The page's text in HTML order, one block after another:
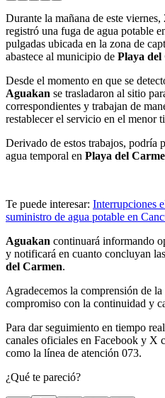
Durante la mañana de este
registró una fuga de agua potable
pulgadas ubicada en la zona de
abastece al municipio de Playa del
Desde el momento en que se
Aguakan se trasladaron al sitio
correspondientes y trabajan de
restablecer el servicio en el menor
Derivado de estos trabajos, podría
agua temporal en Playa del
Te puede interesar: Interrupciones
suministro de agua potable en
Aguakan continuará informando
y notificará en cuanto concluyan
del Carmen.
Agradecemos la comprensión de
compromiso con la continuidad y
Para dar seguimiento en tiempo
canales oficiales en Facebook y
como la línea de atención 073.
¿Qué te pareció?